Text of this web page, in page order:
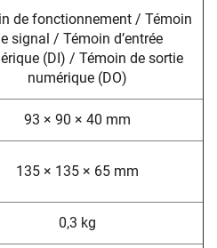
de fonctionnement / Témoin
signal / Témoin d’entrée
(DI) / Témoin de sortie
numérique (DO)
93 × 90 × 40 mm
135 × 135 × 65 mm
0,3 kg